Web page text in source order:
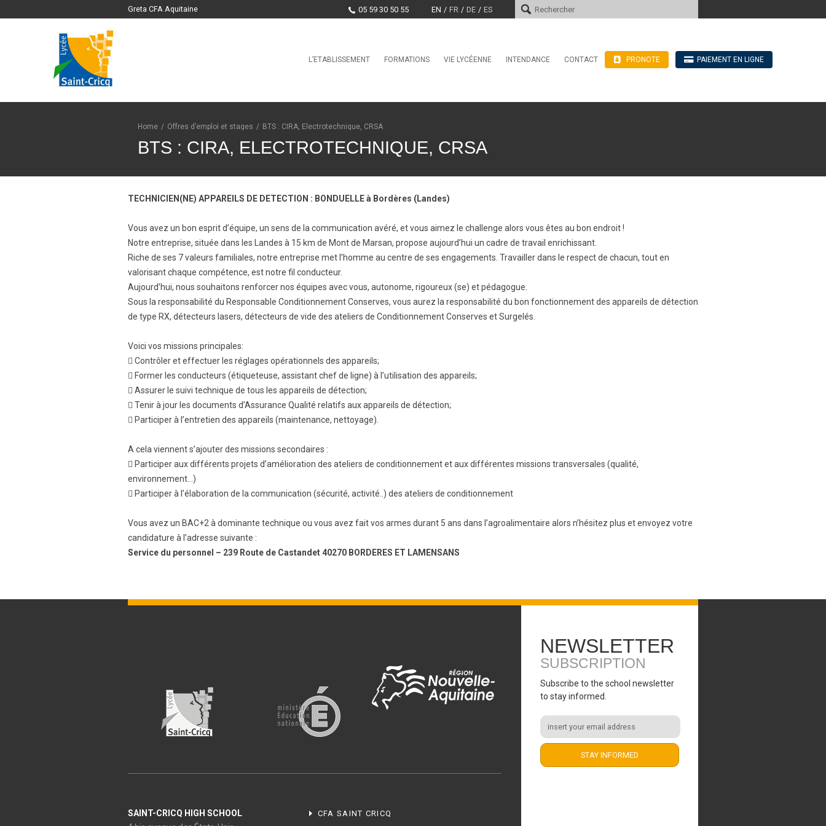
Greta CFA Aquitaine 05 59 30 50 55 EN FR DE ES
L’ETABLISSEMENT
Histoire
Offres d’emploi et stages
FORMATIONS
Systèmes Numériques
BTS Conseil et
Commercialisation de Solutions
BTS CIEL anciennement
Systèmes Numériques
BTS Conception et Réalisation
de Systèmes Automatiques –
BTS Electrotechnique
BTS Contrôle Industriel et
Régulation Automatique
Licence Professionnelle
VIE LYCÉENNE
CDI
INTENDANCE
Paiement en ligne
CONTACT PRONOTE PAIEMENT EN LIGNE
Home / Offres d’emploi et stages / BTS : CIRA, Electrotechnique, CRSA
BTS : CIRA, ELECTROTECHNIQUE, CRSA
TECHNICIEN(NE) APPAREILS DE DETECTION : BONDUELLE à Bordères (Landes)
Vous avez un bon esprit d’équipe, un sens de la communication avéré, et vous aimez le challenge alors vous êtes au bon endroit !
Notre entreprise, située dans les Landes à 15 km de Mont de Marsan, propose aujourd’hui un cadre de travail enrichissant.
Riche de ses 7 valeurs familiales, notre entreprise met l’homme au centre de ses engagements. Travailler dans le respect de chacun, tout en
valorisant chaque compétence, est notre fil conducteur.
Aujourd’hui, nous souhaitons renforcer nos équipes avec vous, autonome, rigoureux (se) et pédagogue.
Sous la responsabilité du Responsable Conditionnement Conserves, vous aurez la responsabilité du bon fonctionnement des appareils de détection
de type RX, détecteurs lasers, détecteurs de vide des ateliers de Conditionnement Conserves et Surgelés.
Voici vos missions principales:
 Contrôler et effectuer les réglages opérationnels des appareils;
 Former les conducteurs (étiqueteuse, assistant chef de ligne) à l’utilisation des appareils;
 Assurer le suivi technique de tous les appareils de détection;
 Tenir à jour les documents d’Assurance Qualité relatifs aux appareils de détection;
 Participer à l’entretien des appareils (maintenance, nettoyage).
A cela viennent s’ajouter des missions secondaires :
 Participer aux différents projets d’amélioration des ateliers de conditionnement et aux différentes missions transversales (qualité,
environnement…)
 Participer à l’élaboration de la communication (sécurité, activité..) des ateliers de conditionnement
Vous avez un BAC+2 à dominante technique ou vous avez fait vos armes durant 5 ans dans l’agroalimentaire alors n’hésitez plus et envoyez votre
candidature à l’adresse suivante :
Service du personnel – 239 Route de Castandet 40270 BORDERES ET LAMENSANS
SAINT-CRICQ HIGH SCHOOL
CFA SAINT CRICQ
NEWSLETTER
SUBSCRIPTION
Subscribe to the school newsletter
to stay informed.